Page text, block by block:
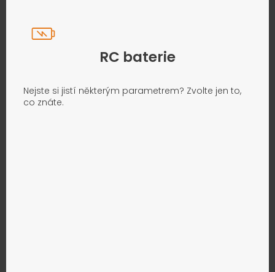
RC baterie
Nejste si jistí některým parametrem? Zvolte jen to,
co znáte.